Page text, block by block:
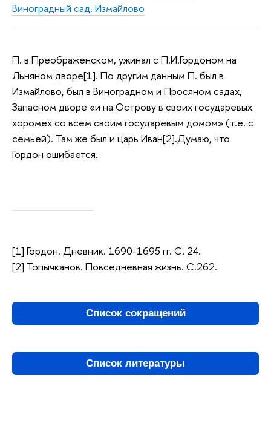
Виноградный сад. Измайлово
П. в Преображенском, ужинал с П.И.Гордоном на
Льняном дворе[1]. По другим данным П. был в
Измайлово, был в Виноградном и Просяном садах,
Запасном дворе «и на Острову в своих государевых
хоромех со всем своим государевым домом» (т.е. с
семьей). Там же был и царь Иван[2].Думаю, что
Гордон ошибается.
[1] Гордон. Дневник. 1690-1695 гг. С. 24.
[2] Топычканов. Повседневная жизнь. С.262.
Список сокращений
Список литературы